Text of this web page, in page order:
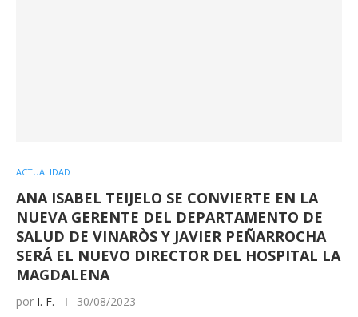
ACTUALIDAD
ANA ISABEL TEIJELO SE CONVIERTE EN LA
NUEVA GERENTE DEL DEPARTAMENTO DE
SALUD DE VINARÒS Y JAVIER PEÑARROCHA
SERÁ EL NUEVO DIRECTOR DEL HOSPITAL LA
MAGDALENA
por I. F. 30/08/2023